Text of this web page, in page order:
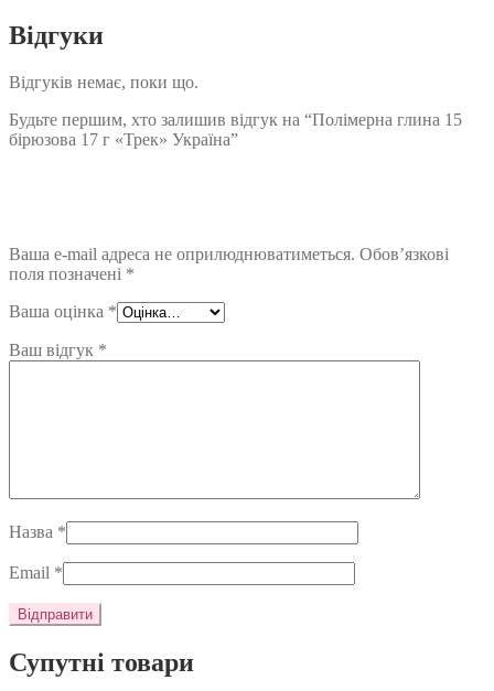
Відгуки
Відгуків немає, поки що.
Будьте першим, хто залишив відгук на “Полімерна глина 15
бірюзова 17 г «Трек» Україна”
Ваша e-mail адреса не оприлюднюватиметься. Обов’язкові
поля позначені *
Ваша оцінка *
Ваш відгук *
Назва *
Email *
Супутні товари